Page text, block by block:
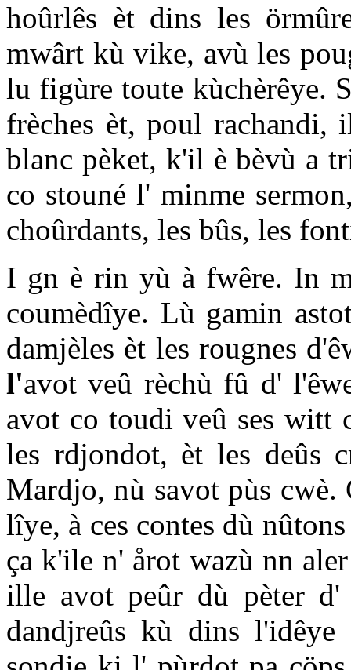
hoûrlês èt dins les
mwârt kù vike, avù les
lu figùre toute kùchèrêye.
frèches èt, poul
blanc pèket, k'il è bèvù a
co stouné l' minme
choûrdants, les bûs, les
I gn è rin yù à fwêre. In
coumèdîye. Lù gamin
damjèles èt les rougnes
l'avot veû rèchù fû d'
avot co toudi veû ses witt
les rdjondot, èt les deûs
Mardjo, nù savot pùs
lîye, à ces contes dù
ça k'ile n' årot wazù nn
ille avot peûr dù pèter d'
dandjreûs kù dins